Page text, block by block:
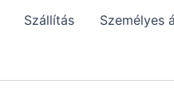
Szállítás Személyes